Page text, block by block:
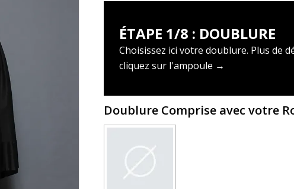
ÉTAPE 1/8 : DOUBLURE
Choisissez ici votre doublure. Plus de
cliquez sur l'ampoule →
Doublure Comprise avec votre